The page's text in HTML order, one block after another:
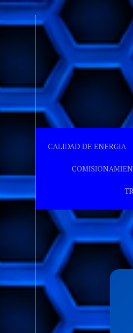
CALIDAD DE ENERGIA